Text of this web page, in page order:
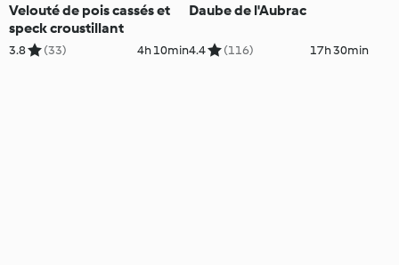
Velouté de pois cassés et
speck croustillant
3.8 (33) 4h 10min
Daube de l'Aubrac
4.4 (116) 17h 30min